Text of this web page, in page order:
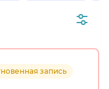
запись